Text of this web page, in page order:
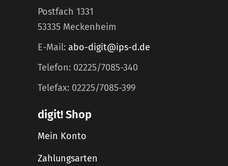
Postfach 1331
53335 Meckenheim
E-Mail: abo-digit@ips-d.de
Telefon: 02225/7085-340
Telefax: 02225/7085-399
digit! Shop
Mein Konto
Zahlungsarten